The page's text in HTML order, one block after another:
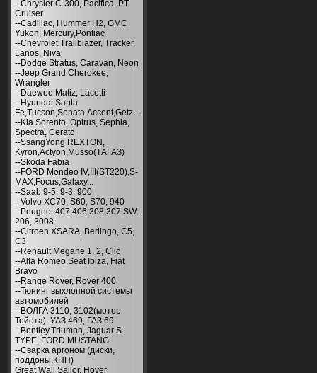
--Chrysler С-300, Pacifica, PT
Cruiser
--Cadillac, Hummer H2, GMC
Yukon, Mercury,Pontiac
--Chevrolet Trailblazer, Tracker,
Lanos, Niva
--Dodge Stratus, Caravan, Neon
--Jeep Grand Cherokee,
Wrangler
--Daewoo Matiz, Lacetti
--Hyundai Santa
Fe,Tucson,Sonata,Accent,Getz...
--Kia Sorento, Opirus, Sephia,
Spectra, Cerato
--SsangYong REXTON,
Kyron,Actyon,Musso(ТАГАЗ)
--Skoda Fabia
--FORD Mondeo IV,III(ST220),S-
MAX,Focus,Galaxy...
--Saab 9-5, 9-3, 900
--Volvo XC70, S60, S70, 940
--Peugeot 407,406,308,307 SW,
206, 3008
--Citroen XSARA, Berlingo, С5,
С3
--Renault Megane 1, 2, Clio
--Alfa Romeo,Seat Ibiza, Fiat
Bravo
--Range Rover, Rover 400
--Тюнинг выхлопной системы
автомобилей
--ВОЛГА 3110, 3102(мотор
Тойота), УАЗ 469, ГАЗ 69
--Bentley,Triumph, Jaguar S-
TYPE, FORD MUSTANG
--Сварка аргоном (диски,
поддоны,КПП)
Great Wall Sailor, Hover